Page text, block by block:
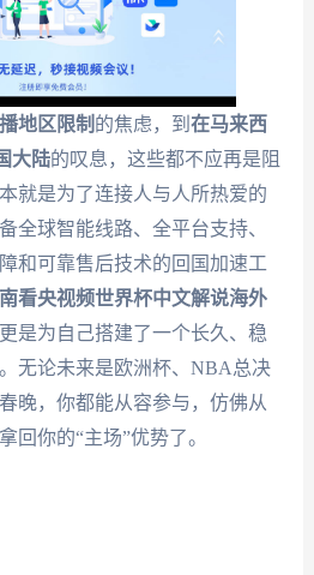
地区限制 的焦虑，到 在马来西
大陆的叹息，这些都不应再是阻
就是为了连接人与人所热爱的
全球智能线路、全平台支持、
和可靠售后技术的回国加速工
看央视频世界杯中文解说海外
是为自己搭建了一个长久、稳
无论未来是欧洲杯、NBA总决
晚，你都能从容参与，仿佛从
回你的“主场”优势了。